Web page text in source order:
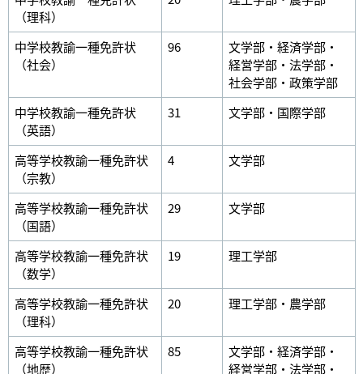
（理科）
中学校教諭一種免許状
（社会）
96
文学部・経済学部・
経営学部・法学部・
社会学部・政策学部
中学校教諭一種免許状
（英語）
31 文学部・国際学部
高等学校教諭一種免許状
（宗教）
4 文学部
高等学校教諭一種免許状
（国語）
29 文学部
高等学校教諭一種免許状
（数学）
19 理工学部
高等学校教諭一種免許状
（理科）
20 理工学部・農学部
高等学校教諭一種免許状
（地歴）
85
文学部・経済学部・
経営学部・法学部・